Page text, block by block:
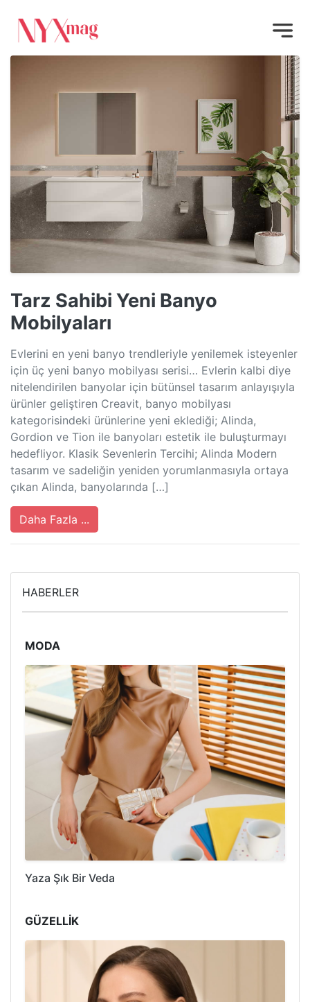
Tarz Sahibi Yeni Banyo
Mobilyaları
Evlerini en yeni banyo trendleriyle yenilemek isteyenler
için üç yeni banyo mobilyası serisi… Evlerin kalbi diye
nitelendirilen banyolar için bütünsel tasarım anlayışıyla
ürünler geliştiren Creavit, banyo mobilyası
kategorisindeki ürünlerine yeni eklediği; Alinda,
Gordion ve Tion ile banyoları estetik ile buluşturmayı
hedefliyor. Klasik Sevenlerin Tercihi; Alinda Modern
tasarım ve sadeliğin yeniden yorumlanmasıyla ortaya
çıkan Alinda, banyolarında […]
Daha Fazla ...
HABERLER
MODA
Yaza Şık Bir Veda
GÜZELLİK